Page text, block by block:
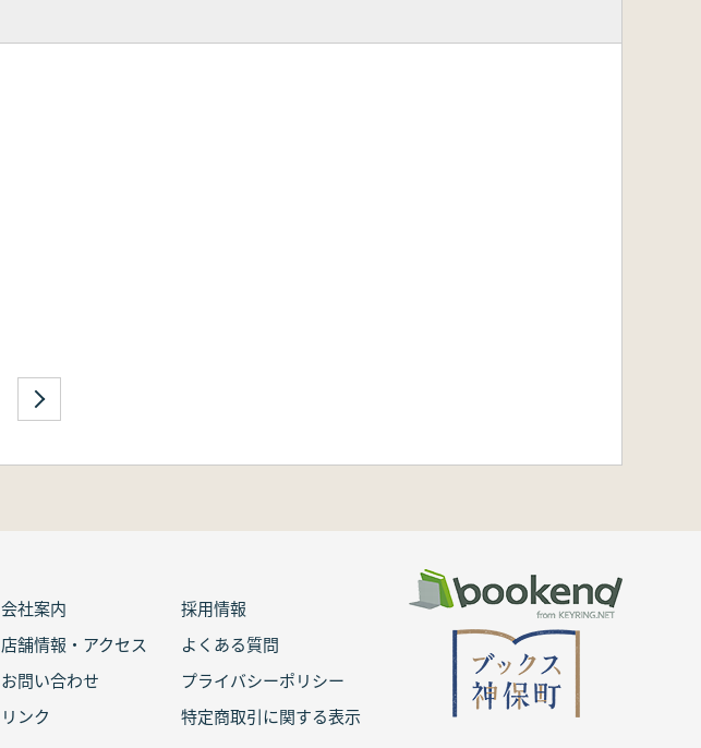
会社案内
採用情報
店舗情報・アクセス
よくある質問
お問い合わせ
プライバシーポリシー
リンク
特定商取引に関する表示